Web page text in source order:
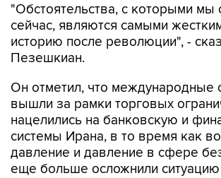
"Обстоятельства, с которыми мы
сейчас, являются самыми
историю после революции", -
Пезешкиан.
Он отметил, что международные
вышли за рамки торговых
нацелились на банковскую и
системы Ирана, в то время как
давление и давление в сфере
еще больше осложнили ситуацию